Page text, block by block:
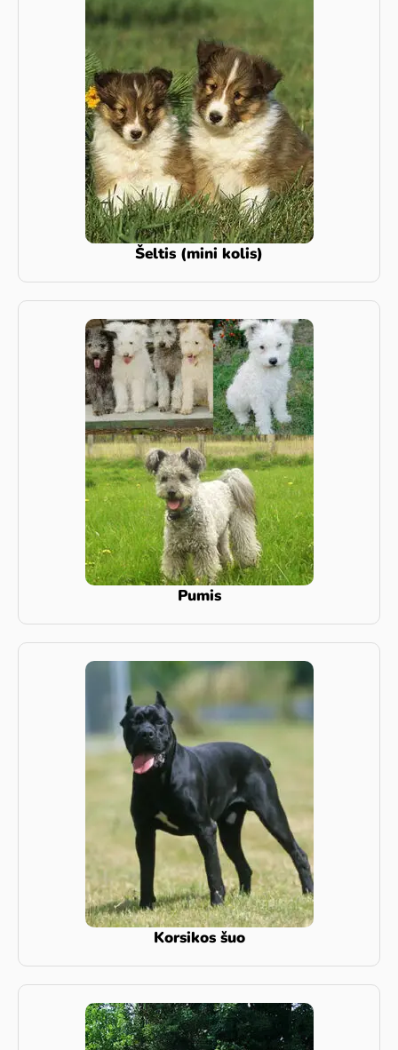
Šeltis (mini kolis)
Pumis
Korsikos šuo